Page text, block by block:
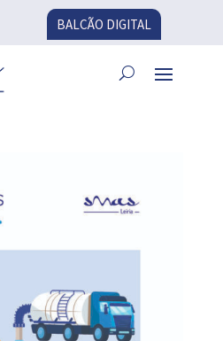
BALCÃO DIGITAL